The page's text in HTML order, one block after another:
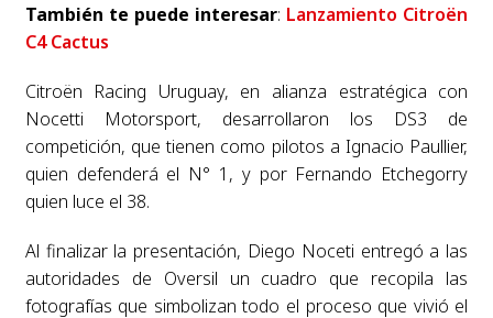
También te puede interesar: Lanzamiento Citroën
C4 Cactus
Citroën Racing Uruguay, en alianza estratégica con
Nocetti Motorsport, desarrollaron los DS3 de
competición, que tienen como pilotos a Ignacio Paullier,
quien defenderá el N° 1, y por Fernando Etchegorry
quien luce el 38.
Al finalizar la presentación, Diego Noceti entregó a las
autoridades de Oversil un cuadro que recopila las
fotografías que simbolizan todo el proceso que vivió el